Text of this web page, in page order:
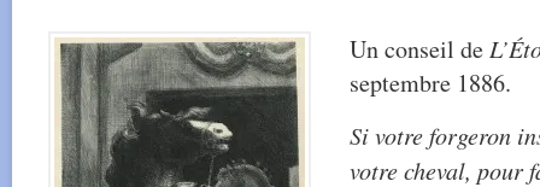
Un conseil de
septembre 1886.
Si votre forgeron
votre cheval, pour